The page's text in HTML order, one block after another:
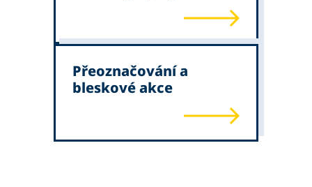
Přeoznačování a
bleskové akce